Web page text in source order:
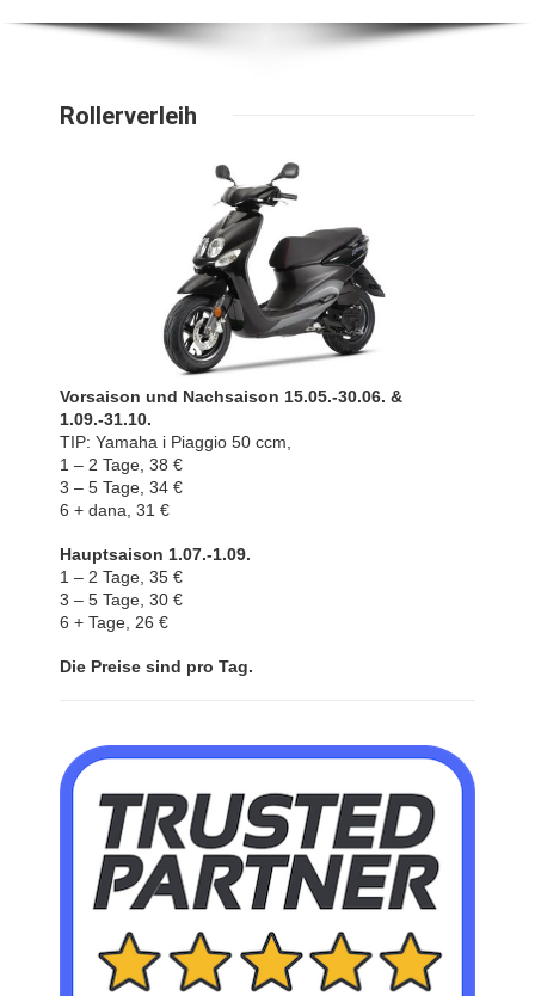
Rollerverleih
Vorsaison und Nachsaison 15.05.-30.06. &
1.09.-31.10.
TIP: Yamaha i Piaggio 50 ccm,
1 – 2 Tage, 38 €
3 – 5 Tage, 34 €
6 + dana, 31 €
Hauptsaison 1.07.-1.09.
1 – 2 Tage, 35 €
3 – 5 Tage, 30 €
6 + Tage, 26 €
Die Preise sind pro Tag.